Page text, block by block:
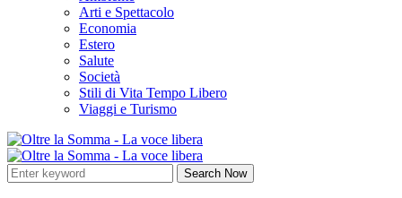
Arti e Spettacolo
Economia
Estero
Salute
Società
Stili di Vita Tempo Libero
Viaggi e Turismo
Search Now